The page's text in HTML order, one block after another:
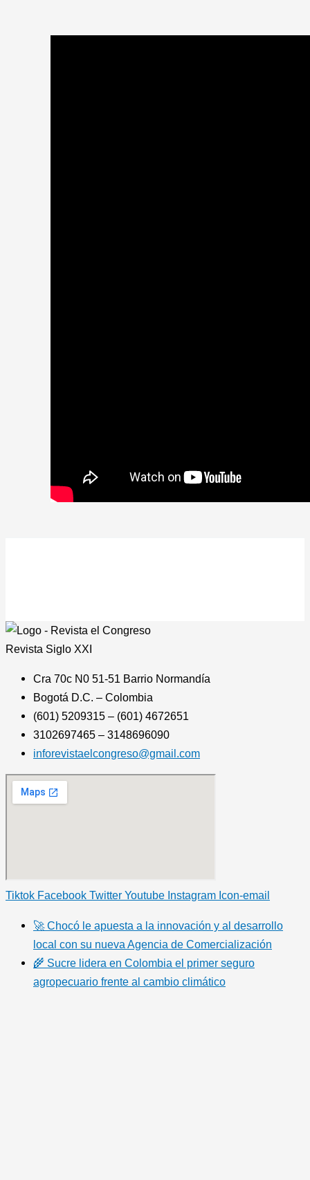
Revista Siglo XXI
Cra 70c N0 51-51 Barrio Normandía
Bogotá D.C. – Colombia
(601) 5209315 – (601) 4672651
3102697465 – 3148696090
inforevistaelcongreso@gmail.com
Tiktok Facebook Twitter Youtube Instagram Icon-email
🚀 Chocó le apuesta a la innovación y al desarrollo
local con su nueva Agencia de Comercialización
🌾 Sucre lidera en Colombia el primer seguro
agropecuario frente al cambio climático